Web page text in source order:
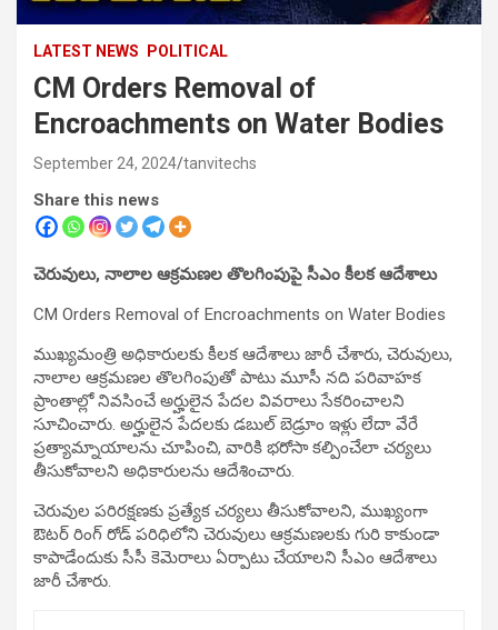
LATEST NEWS POLITICAL
CM Orders Removal of
Encroachments on Water Bodies
September 24, 2024 tanvitechs
Share this news
చెరువులు, నాలాల ఆక్రమణల తొలగింపుపై సీఎం కీలక ఆదేశాలు
CM Orders Removal of Encroachments on Water Bodies
ముఖ్యమంత్రి అధికారులకు కీలక ఆదేశాలు జారీ చేశారు, చెరువులు,
నాలాల ఆక్రమణల తొలగింపుతో పాటు మూసీ నది పరివాహక
ప్రాంతాల్లో నివసించే అర్హులైన పేదల వివరాలు సేకరించాలని
సూచించారు. అర్హులైన పేదలకు డబుల్ బెడ్రూం ఇళ్లు లేదా వేరే
ప్రత్యామ్నాయాలను చూపించి, వారికి భరోసా కల్పించేలా చర్యలు
తీసుకోవాలని అధికారులను ఆదేశించారు.
చెరువుల పరిరక్షణకు ప్రత్యేక చర్యలు తీసుకోవాలని, ముఖ్యంగా
ఔటర్ రింగ్ రోడ్ పరిధిలోని చెరువులు ఆక్రమణలకు గురి కాకుండా
కాపాడేందుకు సీసీ కెమెరాలు ఏర్పాటు చేయాలని సీఎం ఆదేశాలు
జారీ చేశారు.